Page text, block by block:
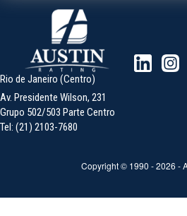
Rio de Janeiro (Centro)
Av. Presidente Wilson, 231
Grupo 502/503 Parte Centro
Tel: (21) 2103-7680
Copyright © 1990 -2026 -